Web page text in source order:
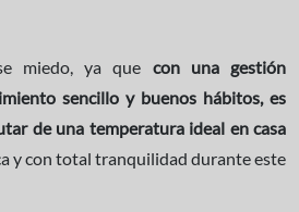
miedo, ya que con una gestión
sencillo y buenos hábitos, es
de una temperatura ideal en casa
y con total tranquilidad durante este